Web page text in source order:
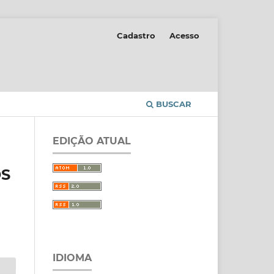
BUSCAR
Cadastro Acesso
EDIÇÃO ATUAL
IDIOMA